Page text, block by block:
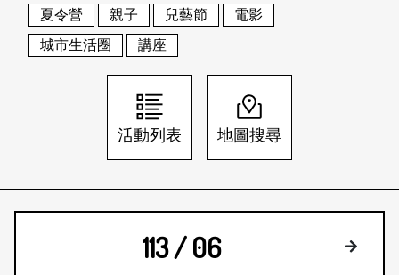
地圖搜尋
關於我們
刊物索取地點
會員基本資料
刊登活動
網站導覽 English
日本語 登入/註冊
夏令營
親子 兒藝節
電影
城市生活圈
講座
活動列表 地圖搜尋
113 / 06 下個月